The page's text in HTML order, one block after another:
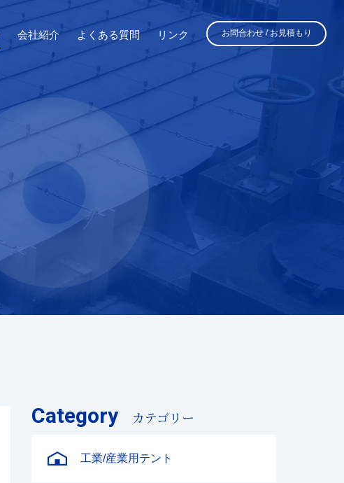
会社紹介 よくある質問 リンク お問合わせ / お見積もり
Category カテゴリー
工業/産業用テント